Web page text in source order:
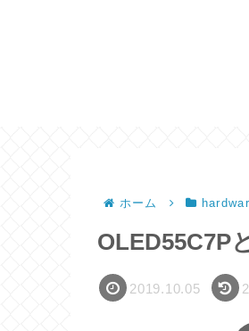
ホーム
OLED55C7P
2019.10.05